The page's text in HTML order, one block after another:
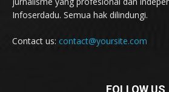
Infoserdadu. Semua hak dilindungi.
Contact us: contact@yoursite.com
FOLLOW US